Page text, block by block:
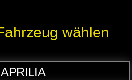
wählen
APRILIA